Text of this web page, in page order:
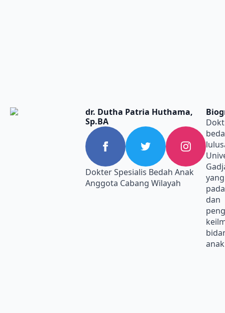
dr. Dutha Patria Huthama,
Sp.BA
Dokter Spesialis Bedah Anak
Anggota Cabang Wilayah
dan